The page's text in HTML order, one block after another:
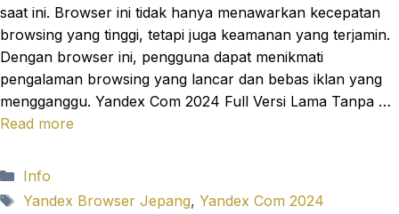
saat ini. Browser ini tidak hanya menawarkan kecepatan
browsing yang tinggi, tetapi juga keamanan yang terjamin.
Dengan browser ini, pengguna dapat menikmati
pengalaman browsing yang lancar dan bebas iklan yang
mengganggu. Yandex Com 2024 Full Versi Lama Tanpa …
Read more
Categories
Info
Tags
Yandex Browser Jepang, Yandex Com 2024